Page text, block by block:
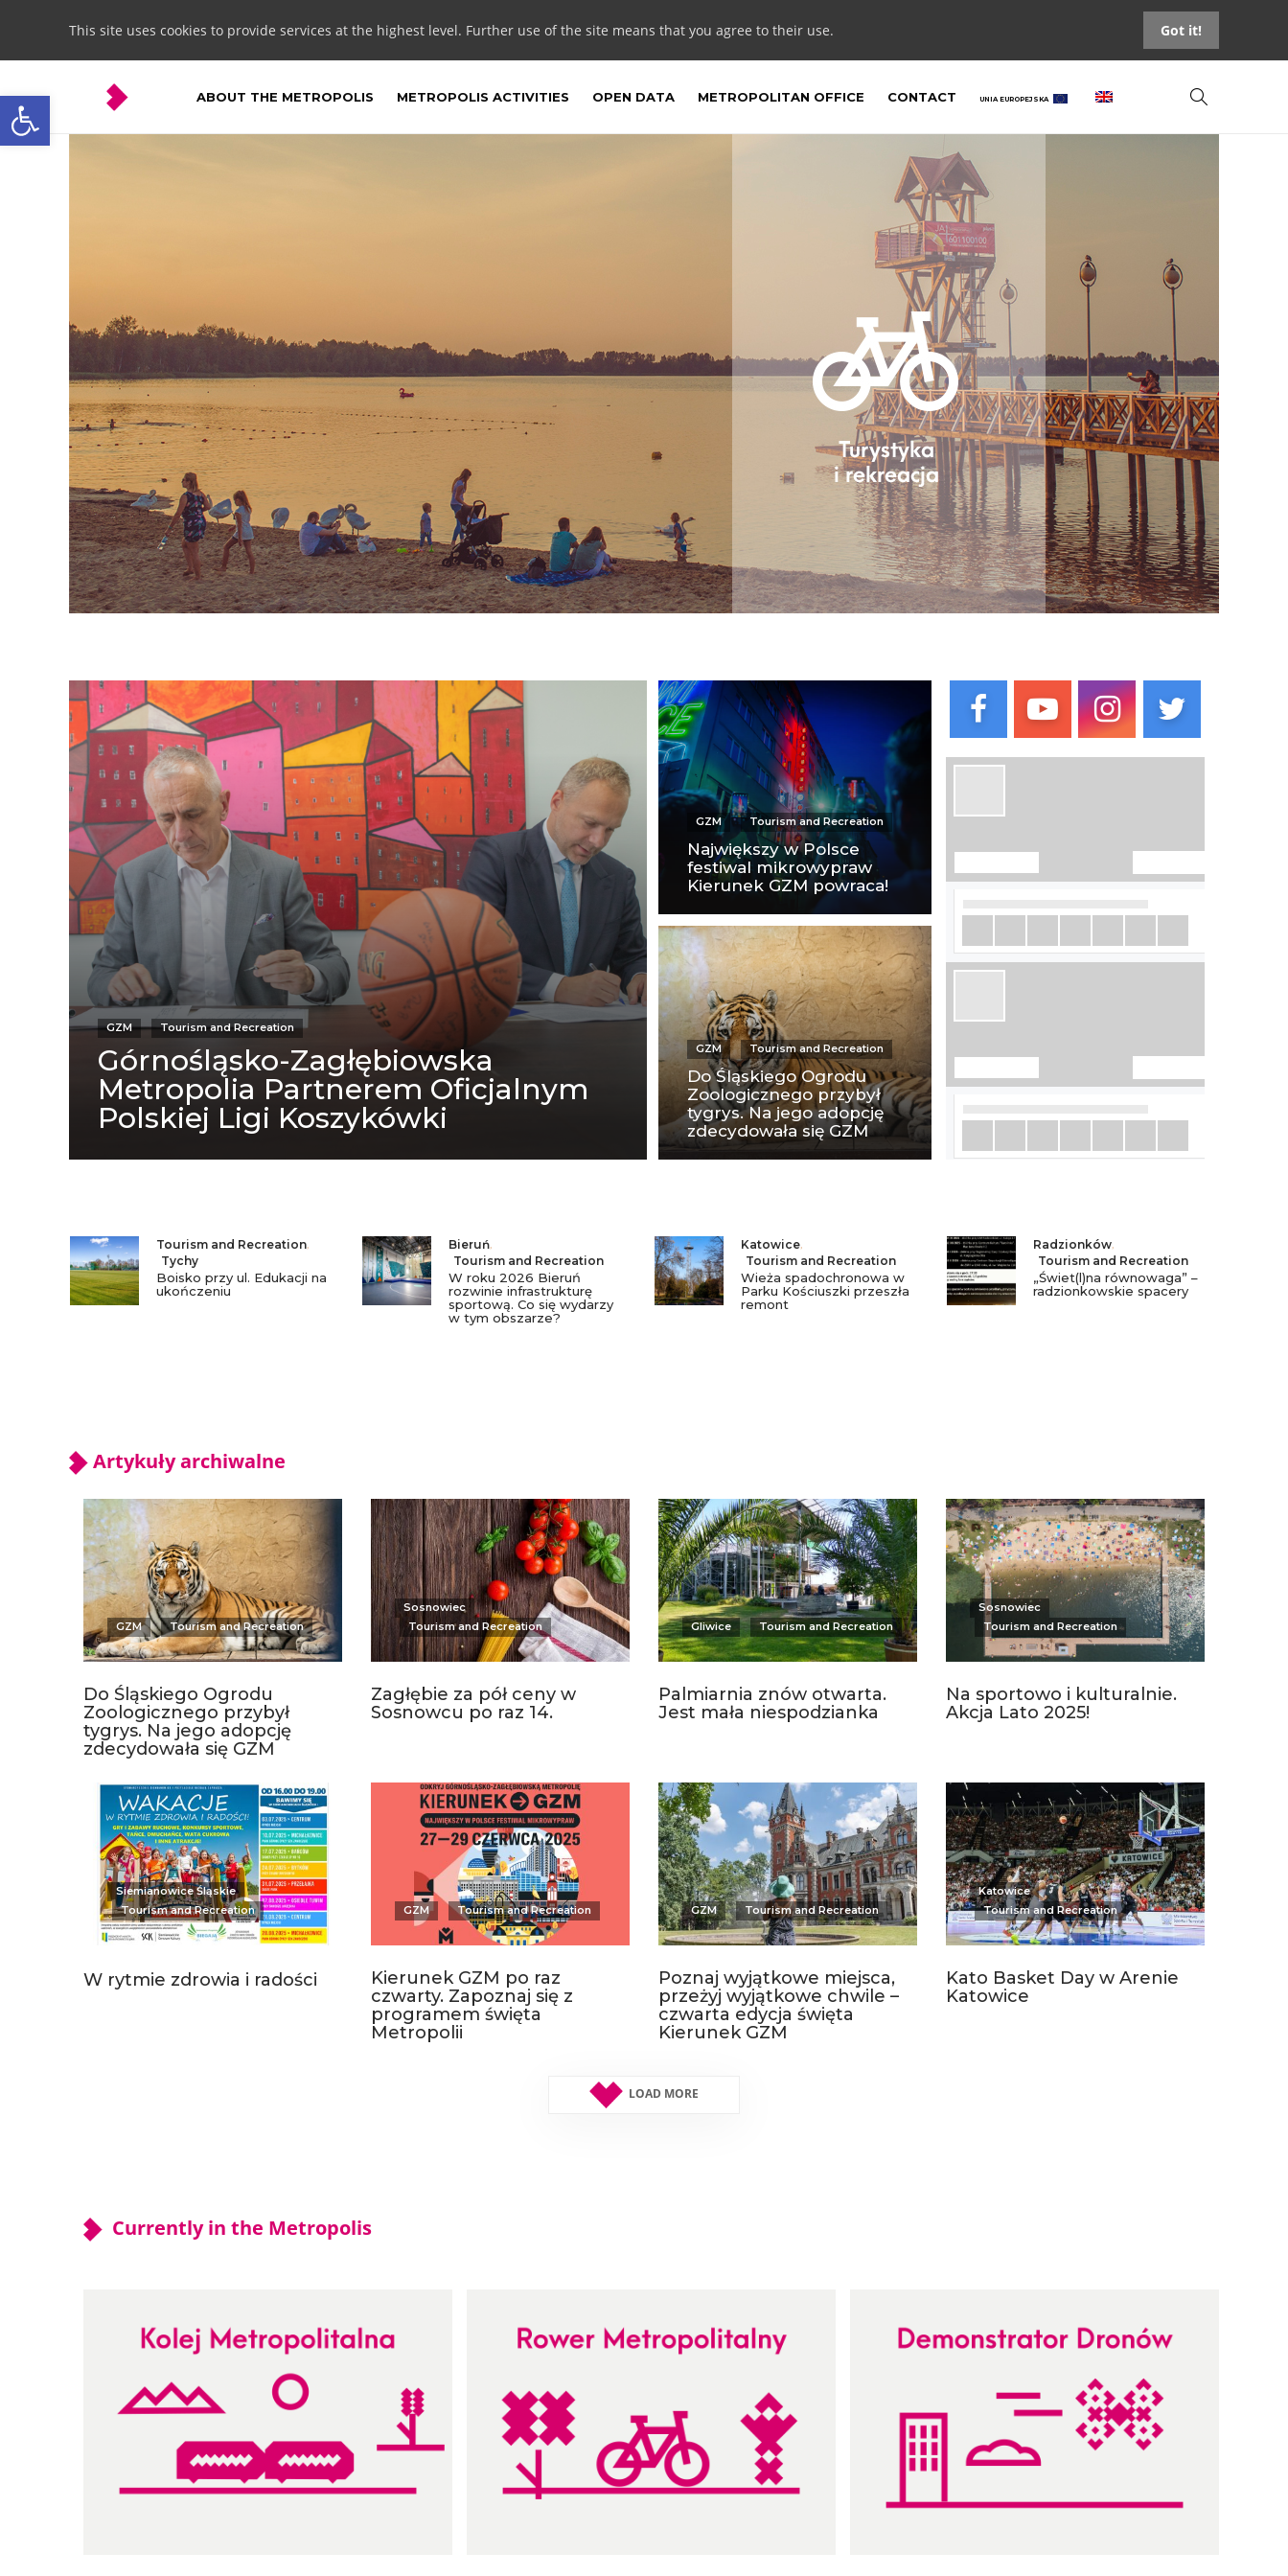
Open toolbar
This site uses cookies to provide services at the highest level. Further use of the site means that you agree to their use. Got it!
ABOUT THE METROPOLIS METROPOLIS ACTIVITIES OPEN DATA METROPOLITAN OFFICE CONTACT UNIA EUROPEJSKA
GZM Tourism and Recreation
Górnośląsko-Zagłębiowska
Metropolia Partnerem Oficjalnym
Polskiej Ligi Koszykówki
GZM Tourism and Recreation
Największy w Polsce
festiwal mikrowypraw
Kierunek GZM powraca!
GZM Tourism and Recreation
Do Śląskiego Ogrodu
Zoologicznego przybył
tygrys. Na jego adopcję
zdecydowała się GZM
Tourism and Recreation,
Tychy
Boisko przy ul. Edukacji na
ukończeniu
Bieruń,
Tourism and Recreation
W roku 2026 Bieruń
rozwinie infrastrukturę
sportową. Co się wydarzy
w tym obszarze?
Katowice,
Tourism and Recreation
Wieża spadochronowa w
Parku Kościuszki przeszła
remont
Radzionków,
Tourism and Recreation
„Świet(l)na równowaga” –
radzionkowskie spacery
Artykuły archiwalne
GZM Tourism and Recreation
Do Śląskiego Ogrodu
Zoologicznego przybył
tygrys. Na jego adopcję
zdecydowała się GZM
Sosnowiec
Tourism and Recreation
Zagłębie za pół ceny w
Sosnowcu po raz 14.
Gliwice Tourism and Recreation
Palmiarnia znów otwarta.
Jest mała niespodzianka
Sosnowiec
Tourism and Recreation
Na sportowo i kulturalnie.
Akcja Lato 2025!
Siemianowice Śląskie
Tourism and Recreation
W rytmie zdrowia i radości
GZM Tourism and Recreation
Kierunek GZM po raz
czwarty. Zapoznaj się z
programem święta
Metropolii
GZM Tourism and Recreation
Poznaj wyjątkowe miejsca,
przeżyj wyjątkowe chwile –
czwarta edycja święta
Kierunek GZM
Katowice
Tourism and Recreation
Kato Basket Day w Arenie
Katowice
LOAD MORE
Currently in the Metropolis